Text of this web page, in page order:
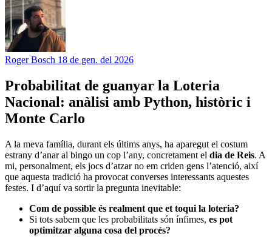
Roger Bosch 18 de gen. del 2026
Probabilitat de guanyar la Loteria
Nacional: anàlisi amb Python, històric i
Monte Carlo
A la meva família, durant els últims anys, ha aparegut el costum
estrany d’anar al bingo un cop l’any, concretament el dia de Reis. A
mi, personalment, els jocs d’atzar no em criden gens l’atenció, així
que aquesta tradició ha provocat converses interessants aquestes
festes. I d’aquí va sortir la pregunta inevitable:
Com de possible és realment que et toqui la loteria?
Si tots sabem que les probabilitats són ínfimes, es pot
optimitzar alguna cosa del procés?